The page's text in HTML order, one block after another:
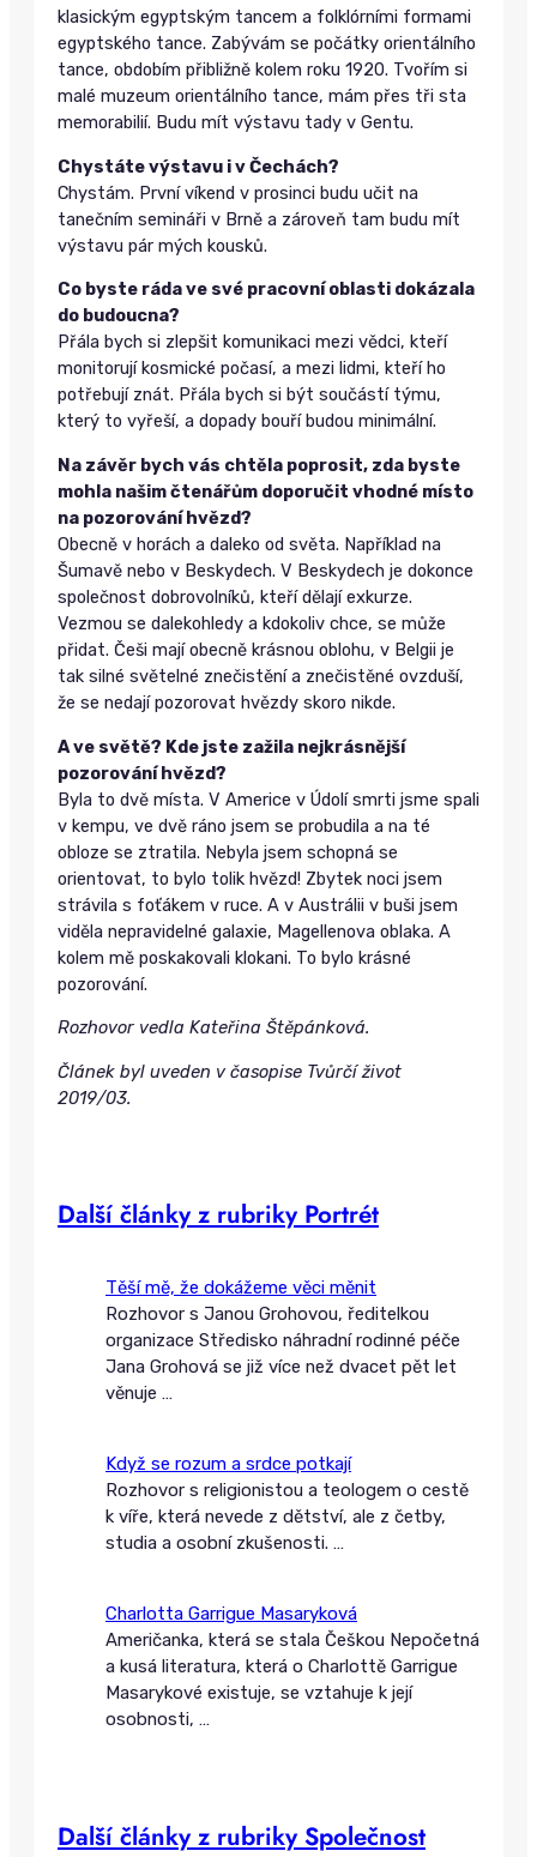
klasickým egyptským tancem a folklórními formami
egyptského tance. Zabývám se počátky orientálního
tance, obdobím přibližně kolem roku 1920. Tvořím si
malé muzeum orientálního tance, mám přes tři sta
memorabilií. Budu mít výstavu tady v Gentu.
Chystáte výstavu i v Čechách?
Chystám. První víkend v prosinci budu učit na
tanečním semináři v Brně a zároveň tam budu mít
výstavu pár mých kousků.
Co byste ráda ve své pracovní oblasti dokázala
do budoucna?
Přála bych si zlepšit komunikaci mezi vědci, kteří
monitorují kosmické počasí, a mezi lidmi, kteří ho
potřebují znát. Přála bych si být součástí týmu,
který to vyřeší, a dopady bouří budou minimální.
Na závěr bych vás chtěla poprosit, zda byste
mohla našim čtenářům doporučit vhodné místo
na pozorování hvězd?
Obecně v horách a daleko od světa. Například na
Šumavě nebo v Beskydech. V Beskydech je dokonce
společnost dobrovolníků, kteří dělají exkurze.
Vezmou se dalekohledy a kdokoliv chce, se může
přidat. Češi mají obecně krásnou oblohu, v Belgii je
tak silné světelné znečistění a znečistěné ovzduší,
že se nedají pozorovat hvězdy skoro nikde.
A ve světě? Kde jste zažila nejkrásnější
pozorování hvězd?
Byla to dvě místa. V Americe v Údolí smrti jsme spali
v kempu, ve dvě ráno jsem se probudila a na té
obloze se ztratila. Nebyla jsem schopná se
orientovat, to bylo tolik hvězd! Zbytek noci jsem
strávila s foťákem v ruce. A v Austrálii v buši jsem
viděla nepravidelné galaxie, Magellenova oblaka. A
kolem mě poskakovali klokani. To bylo krásné
pozorování.
Rozhovor vedla Kateřina Štěpánková.
Článek byl uveden v časopise Tvůrčí život
2019/03.
Další články z rubriky Portrét
Těší mě, že dokážeme věci měnit
Rozhovor s Janou Grohovou, ředitelkou
organizace Středisko náhradní rodinné péče
Jana Grohová se již více než dvacet pět let
věnuje …
Když se rozum a srdce potkají
Rozhovor s religionistou a teologem o cestě
k víře, která nevede z dětství, ale z četby,
studia a osobní zkušenosti. …
Charlotta Garrigue Masaryková
Američanka, která se stala Češkou Nepočetná
a kusá literatura, která o Charlottě Garrigue
Masarykové existuje, se vztahuje k její
osobnosti, …
Další články z rubriky Společnost